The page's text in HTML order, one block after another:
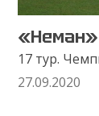
17 тур.
27.09.2020